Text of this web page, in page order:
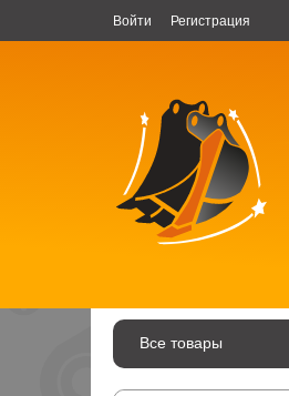
Войти Регистрация
Все товары